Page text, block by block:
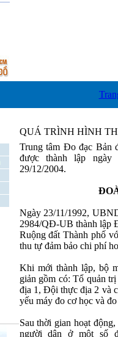
QUÁ TRÌNH HÌNH
Trung tâm Đo đạc Bản
được thành lập ngày
29/12/2004.
Ngày 23/11/1992,
2984/QĐ-UB thành lập
Ruộng đất Thành phố
thu tự đảm bảo chi phí
Khi mới thành lập, bộ
giản gồm có: Tổ quản
địa 1, Đội thực địa 2 và
yếu máy đo cơ học và
Sau thời gian hoạt
người dân ở một số